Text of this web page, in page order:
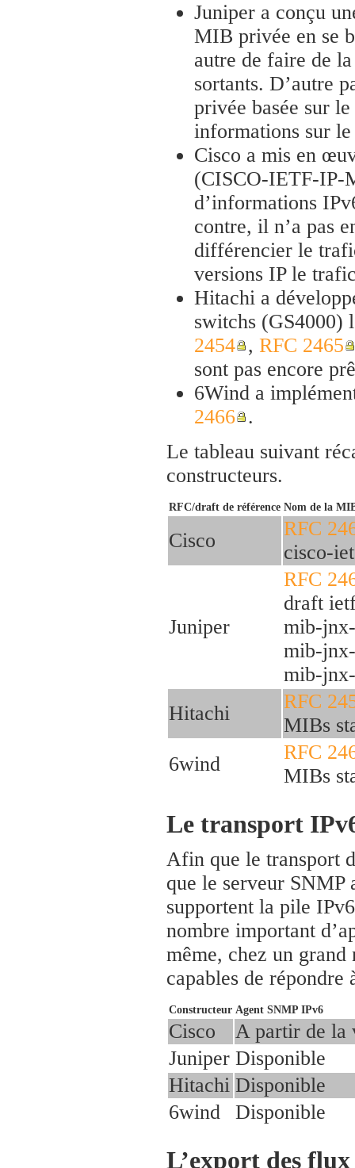
Juniper a conçu
MIB privée en se
autre de faire de
sortants. D’autre
privée basée sur
informations sur
Cisco a mis en
(CISCO-IETF-IP-
d’informations
contre, il n’a pas
différencier le
versions IP le
Hitachi a
switchs (GS4000)
2454 , RFC 2465
sont pas encore
6Wind a
2466 .
Le tableau suivant
constructeurs.
RFC/draft de référence Nom de la
Cisco
RFC
cisco-
Juniper
RFC
draft
mib-
mib-
mib-
Hitachi
RFC
MIBs
6wind
RFC
MIBs
Le transport
Afin que le transport
que le serveur SNMP
supportent la pile
nombre important
même, chez un grand
capables de répondre
Constructeur Agent SNMP IPv6
Cisco
A partir de la
Juniper Disponible
Hitachi Disponible
6wind
Disponible
L’export des